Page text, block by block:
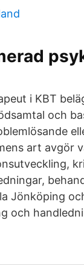
i KBT
och
art avgör
Jönköping
och